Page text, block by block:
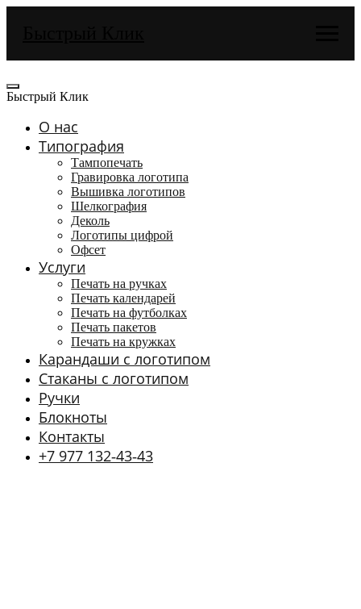
Быстрый Клик
О нас
Типография
Тампопечать
Гравировка логотипа
Вышивка логотипов
Шелкография
Деколь
Логотипы цифрой
Офсет
Услуги
Печать на ручках
Печать календарей
Печать на футболках
Печать пакетов
Печать на кружках
Карандаши с логотипом
Стаканы с логотипом
Ручки
Блокноты
Контакты
+7 977 132‑43‑43